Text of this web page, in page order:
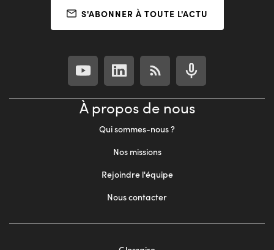
S'ABONNER À TOUTE L'ACTU
À propos de nous
Qui sommes-nous ?
Nos missions
Rejoindre l'équipe
Nous contacter